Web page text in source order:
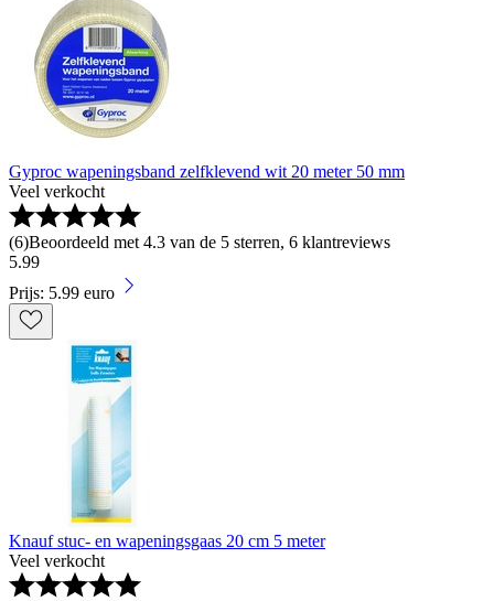
Gyproc wapeningsband zelfklevend wit 20 meter 50 mm
Veel verkocht
(6)Beoordeeld met 4.3 van de 5 sterren, 6 klantreviews
5.99
Prijs: 5.99 euro
Knauf stuc- en wapeningsgaas 20 cm 5 meter
Veel verkocht